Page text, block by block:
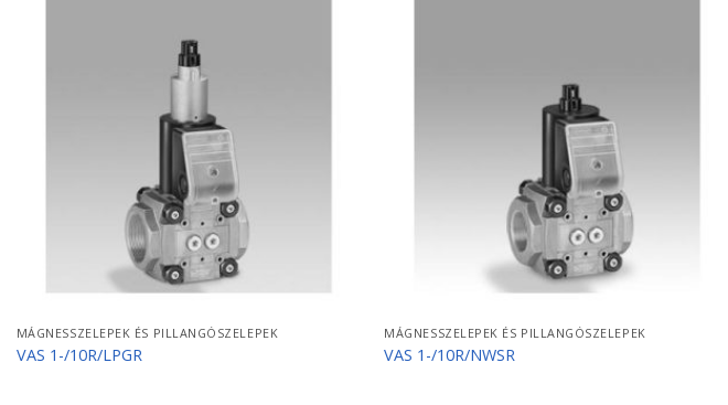
MÁGNESSZELEPEK ÉS PILLANGÓSZELEPEK
VAS 1-/10R/LPGR
MÁGNESSZELEPEK ÉS PILLANGÓSZELEPEK
VAS 1-/10R/NWSR